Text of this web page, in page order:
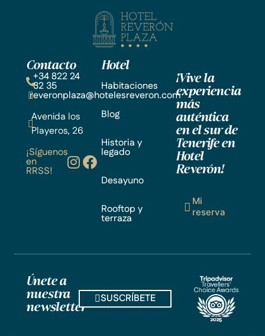
Contacto
+34 822 24
32 35
reveronplaza@hotelesreveron.com
Avenida los
Playeros, 26
¡Síguenos
en
RRSS!
Hotel
Habitaciones
Blog
Historia y
legado
Desayuno
Rooftop y
terraza
¡Vive la
experiencia
más
auténtica
en el sur de
Tenerife en
Hotel
Reverón!
Mi
reserva
Únete a
nuestra
newsletter
SUSCRÍBETE